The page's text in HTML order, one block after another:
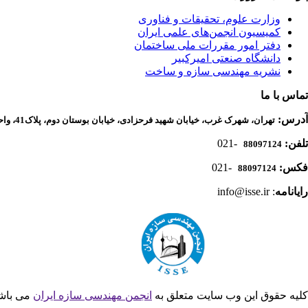
وزارت علوم، تحقیقات و فناوری
کمیسیون انجمن‌های علمی ایران
دفتر امور مقررات ملی ساختمان
دانشگاه صنعتی امیرکبیر
نشریه مهندسی سازه و ساخت
تماس با ما
آدرس: تهران، شهرک غرب، خیابان شهید فرحزادی، خیابان بوستان دوم، پلاک41، واحد 1، دفتر انجمن مهندسی سازه ایران
تلفن: 88097124
-021
فکس: 88097124
-021
رایانامه: info@isse.ir
کلیه حقوق این وب سایت متعلق به انجمن مهندسی سازه ایران می